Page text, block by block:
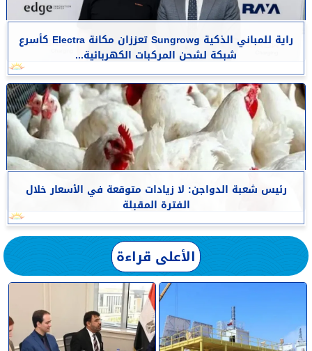
راية للمباني الذكية وSungrow تعززان مكانة Electra كأسرع
شبكة لشحن المركبات الكهربائية...
رئيس شعبة الدواجن: لا زيادات متوقعة في الأسعار خلال
الفترة المقبلة
الأعلى قراءة